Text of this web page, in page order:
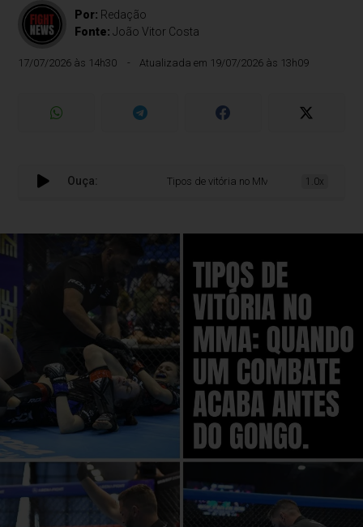
Por: Redação
Fonte:João Vitor Costa
17/07/2026 às 14h30 Atualizada em 19/07/2026 às 13h09
Ouça: Tipos de vitória no MMA: quando um combate
1.0x